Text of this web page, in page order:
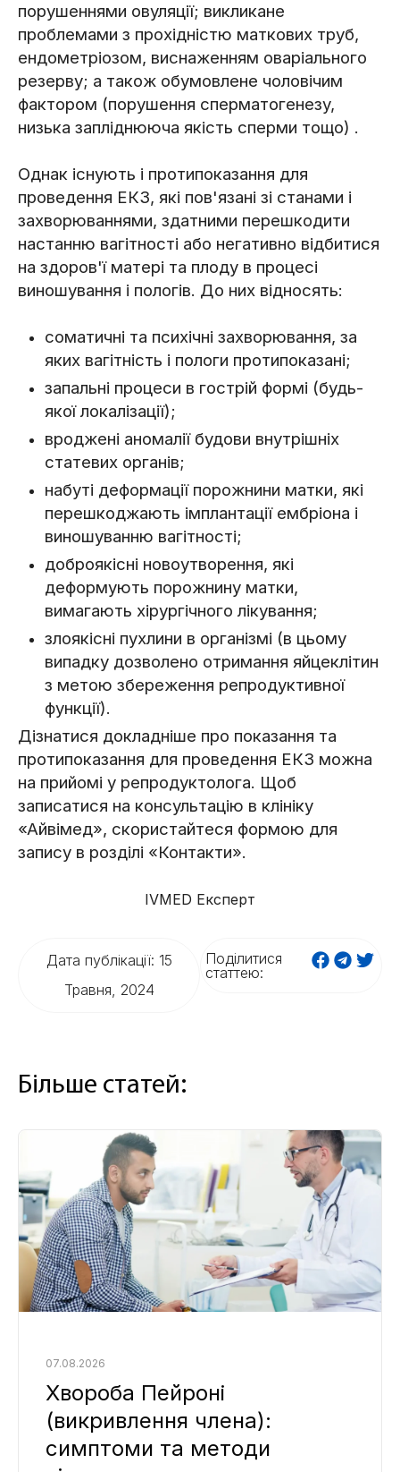
порушеннями овуляції; викликане
проблемами з прохідністю маткових труб,
ендометріозом, виснаженням оваріального
резерву; а також обумовлене чоловічим
фактором (порушення сперматогенезу,
низька запліднююча якість сперми тощо) .
Однак існують і протипоказання для
проведення ЕКЗ, які пов'язані зі станами і
захворюваннями, здатними перешкодити
настанню вагітності або негативно відбитися
на здоров'ї матері та плоду в процесі
виношування і пологів. До них відносять:
соматичні та психічні захворювання, за
яких вагітність і пологи протипоказані;
запальні процеси в гострій формі (будь-
якої локалізації);
вроджені аномалії будови внутрішніх
статевих органів;
набуті деформації порожнини матки, які
перешкоджають імплантації ембріона і
виношуванню вагітності;
доброякісні новоутворення, які
деформують порожнину матки,
вимагають хірургічного лікування;
злоякісні пухлини в організмі (в цьому
випадку дозволено отримання яйцеклітин
з метою збереження репродуктивної
функції).
Дізнатися докладніше про показання та
протипоказання для проведення ЕКЗ можна
на прийомі у репродуктолога. Щоб
записатися на консультацію в клініку
«Айвімед», скористайтеся формою для
запису в розділі «Контакти».
IVMED Експерт
Дата публікації: 15
Травня, 2024
Поділитися
статтею:
Більше статей:
Хвороба Пейроні
(викривлення члена):
симптоми та методи
07.08.2026